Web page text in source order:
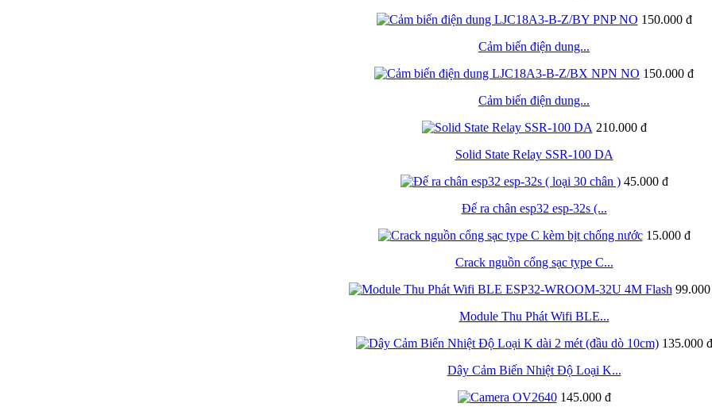
150.000 đ
Cảm biến điện dung...
150.000 đ
Cảm biến điện dung...
210.000 đ
Solid State Relay SSR-100 DA
45.000 đ
Đế ra chân esp32 esp-32s (...
15.000 đ
Crack nguồn cổng sạc type C...
Module Thu Phát Wifi BLE...
135.000 đ
Dây Cảm Biến Nhiệt Độ Loại K...
145.000 đ